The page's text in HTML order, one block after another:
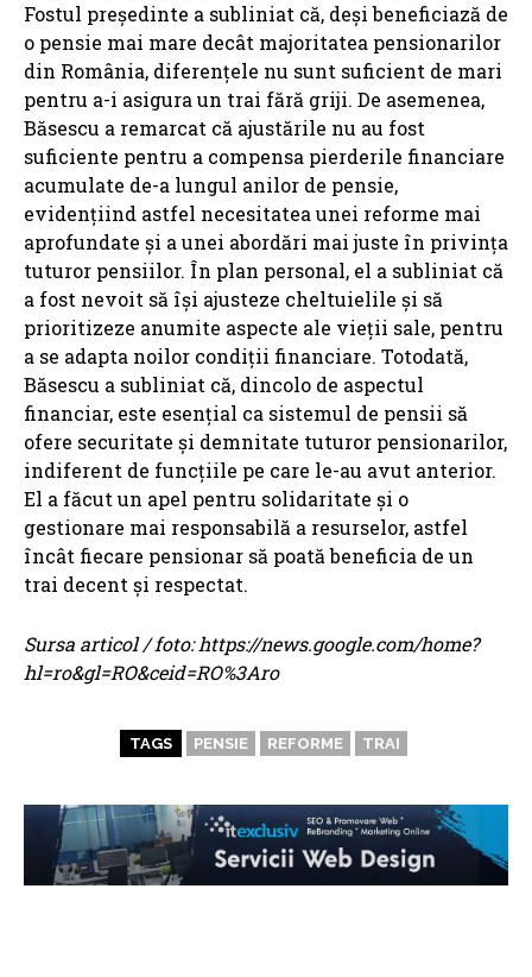
Fostul președinte a subliniat că, deși beneficiază de
o pensie mai mare decât majoritatea pensionarilor
din România, diferențele nu sunt suficient de mari
pentru a-i asigura un trai fără griji. De asemenea,
Băsescu a remarcat că ajustările nu au fost
suficiente pentru a compensa pierderile financiare
acumulate de-a lungul anilor de pensie,
evidențiind astfel necesitatea unei reforme mai
aprofundate și a unei abordări mai juste în privința
tuturor pensiilor. În plan personal, el a subliniat că
a fost nevoit să își ajusteze cheltuielile și să
prioritizeze anumite aspecte ale vieții sale, pentru
a se adapta noilor condiții financiare. Totodată,
Băsescu a subliniat că, dincolo de aspectul
financiar, este esențial ca sistemul de pensii să
ofere securitate și demnitate tuturor pensionarilor,
indiferent de funcțiile pe care le-au avut anterior.
El a făcut un apel pentru solidaritate și o
gestionare mai responsabilă a resurselor, astfel
încât fiecare pensionar să poată beneficia de un
trai decent și respectat.
Sursa articol / foto: https://news.google.com/home?
hl=ro&gl=RO&ceid=RO%3Aro
TAGS PENSIE REFORME TRAI